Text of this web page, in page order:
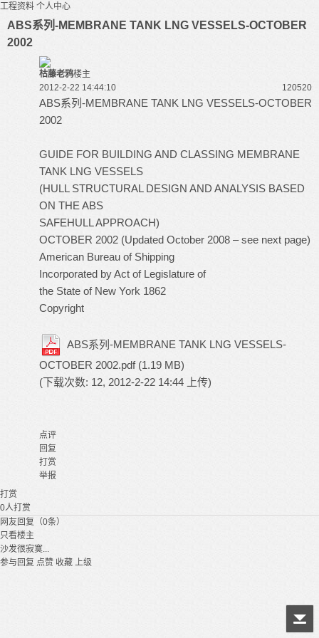
工程资料 个人中心
ABS系列-MEMBRANE TANK LNG VESSELS-OCTOBER
2002
枯藤老鸦楼主
2012-2-22 14:44:10
120520
ABS系列-MEMBRANE TANK LNG VESSELS-OCTOBER
2002
GUIDE FOR BUILDING AND CLASSING MEMBRANE
TANK LNG VESSELS
(HULL STRUCTURAL DESIGN AND ANALYSIS BASED
ON THE ABS
SAFEHULL APPROACH)
OCTOBER 2002 (Updated October 2008 – see next page)
American Bureau of Shipping
Incorporated by Act of Legislature of
the State of New York 1862
Copyright
ABS系列-MEMBRANE TANK LNG VESSELS-
OCTOBER 2002.pdf (1.19 MB)
(下载次数: 12, 2012-2-22 14:44 上传)
点评
回复
打赏
举报
打赏
0人打赏
网友回复（0条）
只看楼主
沙发很寂寞...
参与回复 点赞 收藏 上级